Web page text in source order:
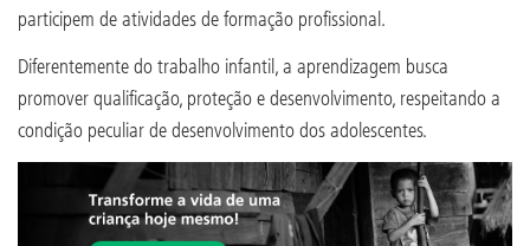
participem de atividades de formação profissional.
Diferentemente do trabalho infantil, a aprendizagem busca
promover qualificação, proteção e desenvolvimento, respeitando a
condição peculiar de desenvolvimento dos adolescentes.